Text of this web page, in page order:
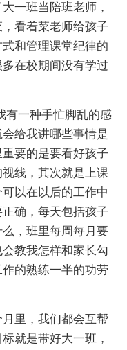
一班当陪班老师，
看着菜老师给孩子
和管理课堂纪律的
在校期间没有学过
一种手忙脚乱的感
给我讲哪些事情是
要的是要看好孩子
线，其次就是上课
以在以后的工作中
确，每天包括孩子
，班里每周每月要
教我怎样和家长勾
的熟练一半的功劳
里，我们都会互帮
就是带好大一班，